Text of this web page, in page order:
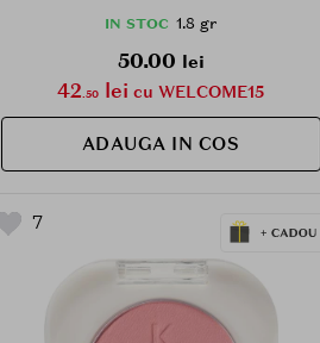
IN STOC 1.8 gr
50.00 lei
42.50 lei cu WELCOME15
ADAUGA IN COS
7